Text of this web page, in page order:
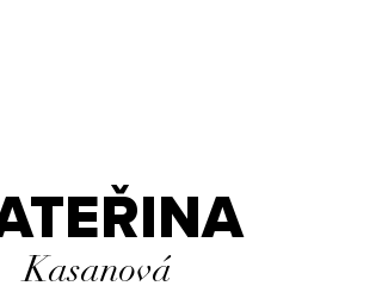
Kasanová